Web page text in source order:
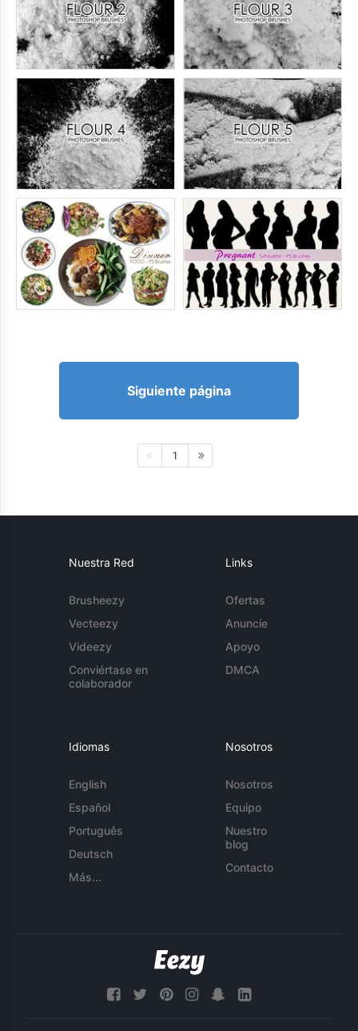
Siguiente página
1
Nuestra Red
Brusheezy
Vecteezy
Videezy
Conviértase en
colaborador
Links
Ofertas
Anuncie
Apoyo
DMCA
Idiomas
English
Español
Português
Deutsch
Más...
Nosotros
Nosotros
Equipo
Nuestro
blog
Contacto